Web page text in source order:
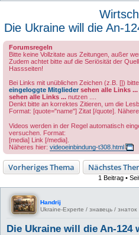
Die Ukraine will die An-
Forumsregeln
Bitte keine Vollzitate aus Zeitungen, außer
Zudem achtet bitte auf die Seriösität der
Hassseiten!
Bei Links mit unüblichen Zeichen (z.B. [])
eingeloggte Mitgliedersehen alle Links ...
sehen alle Links ... nutzen ....
Denkt bitte an korrektes Zitieren, um die
Format: [quote="name"] Zitat [/quote].
Videos werden in der Regel automatisch
versuchen. Format:
[media] Link [/media].
Näheres hier: videoeinbindung-t308.html
Vorheriges Thema Nächstes
1 Beitrag •
Handrij
Ukraine-Experte / знавець / знаток
Die Ukraine will die An-124